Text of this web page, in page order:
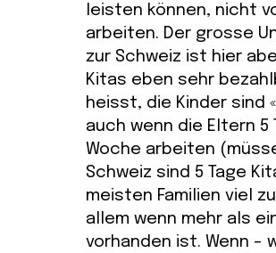
leisten können, nicht
arbeiten. Der grosse
zur Schweiz ist hier
Kitas eben sehr
heisst, die Kinder sind
auch wenn die Eltern 5
Woche arbeiten
Schweiz sind 5 Tage
meisten Familien viel
allem wenn mehr als
vorhanden ist. Wenn –